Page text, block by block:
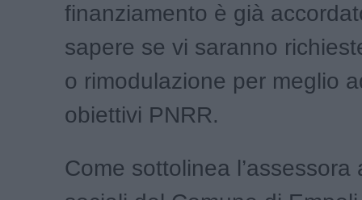
finanziamento è già
sapere se vi saranno
o rimodulazione per meglio
obiettivi PNRR.
Come sottolinea l’assessora